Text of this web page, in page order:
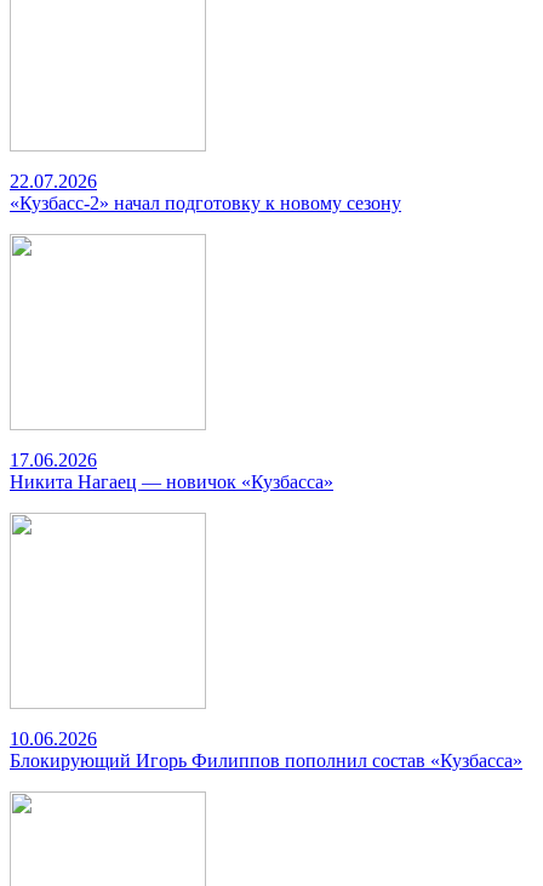
22.07.2026
«Кузбасс-2» начал подготовку к новому сезону
17.06.2026
Никита Нагаец — новичок «Кузбасса»
10.06.2026
Блокирующий Игорь Филиппов пополнил состав «Кузбасса»